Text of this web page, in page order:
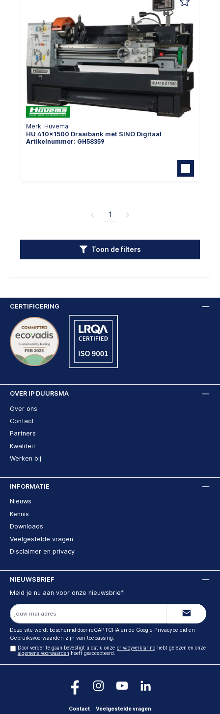
Merk: Huvema
HU 410x1500 Draaibank met SINO Digitaal
Artikelnummer: GH58359
1
Toon de filters
OVER IP DUURSMA
Over ons
Contact
Partners
Kwaliteit
Werken bij
INFORMATIE
Nieuws
Kennis
Downloads
Veelgestelde vragen
Disclaimer en privacy
CERTIFICERING
NIEUWSBRIEF
Meld je nu aan voor onze nieuwsbrief!
E-
mailadres
Deze site wordt beschermd door reCAPTCHA en de Google Privacybeleid en
Gebruiksvoorwaarden zijn van toepassing.
Door verder te gaan bevestigt u dat u onze privacyverklaring hebt gelezen en onze
algemene voorwaarden heeft geaccepteerd.
Contact Veelgestelde vragen